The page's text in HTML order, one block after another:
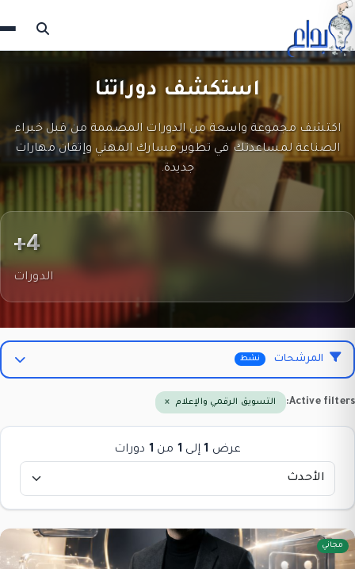
استكشف دوراتنا
اكتشف مجموعة واسعة من الدورات المصممة من قبل خبراء
الصناعة لمساعدتك في تطوير مسارك المهني وإتقان مهارات
جديدة.
4+
الدورات
المرشحات نشط
Active التسويق الرقمي والإعلام ×
عرض1إلى1من1دورات
مجاني